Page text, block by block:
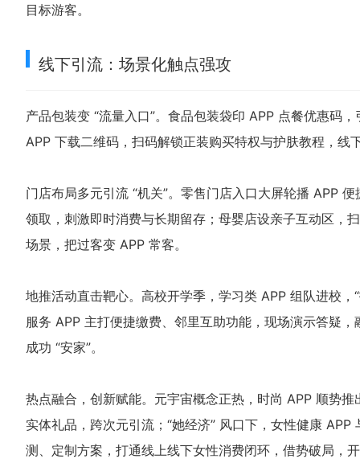
目标游客。
线下引流：场景化触点强攻
产品包装变 “流量入口”。食品包装袋印 APP 点餐优惠码
APP 下载二维码，扫码解锁正装购买特权与护肤教程，
门店布局多元引流 “机关”。零售门店入口大屏轮播 APP
领取，刺激即时消费与长期留存；母婴店设亲子互动区，
场景，把过客变 APP 常客。
地推活动直击靶心。高校开学季，学习类 APP 组队进校
服务 APP 主打便捷缴费、邻里互助功能，现场演示答疑
成功 “安家”。
热点融合，创新赋能。元宇宙概念正热，时尚 APP 顺势
实体礼品，跨次元引流；“她经济” 风口下，女性健康
测、定制方案，打通线上线下女性消费闭环，借势破局，